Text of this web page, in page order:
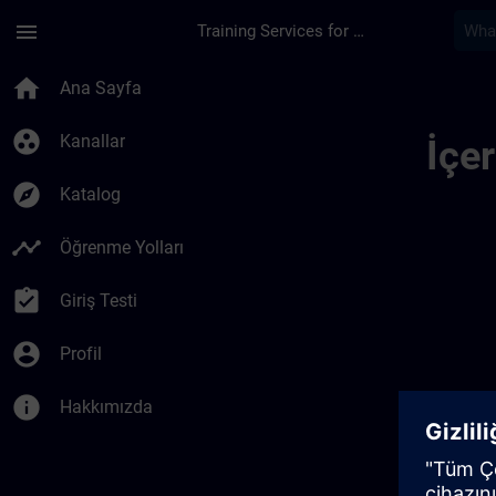
menu Training Services for Digital Industries
home Ana Sayfa
group_work Kanallar
explore Katalog
timeline Öğrenme Yolları
assignment_turned_in Giriş Testi
account_circle Profil
info Hakkımızda